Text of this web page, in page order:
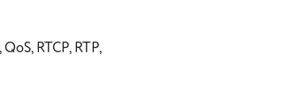
RTCP, RTP,